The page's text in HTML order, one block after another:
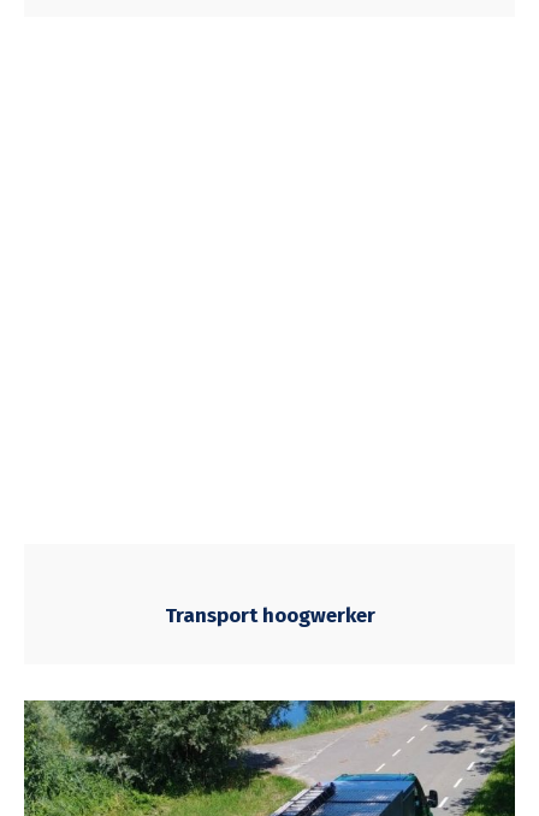
Transport hoogwerker